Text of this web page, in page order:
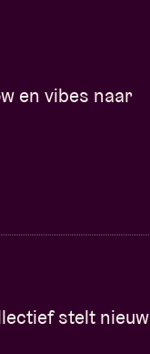
het
geldig
en vibes naar
stelt nieuw